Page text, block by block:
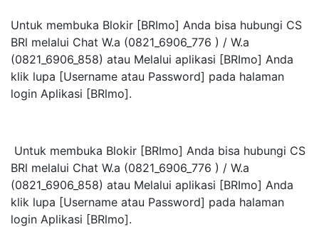
Untuk membuka Blokir [BRImo] Anda bisa hubungi CS
BRl melalui Chat W.a (0821_6906_776 ) / W.a
(0821_6906_858) atau Melalui aplikasi [BRImo] Anda
klik lupa [Username atau Password] pada halaman
login Aplikasi [BRlmo].
Untuk membuka Blokir [BRImo] Anda bisa hubungi CS
BRl melalui Chat W.a (0821_6906_776 ) / W.a
(0821_6906_858) atau Melalui aplikasi [BRImo] Anda
klik lupa [Username atau Password] pada halaman
login Aplikasi [BRlmo].